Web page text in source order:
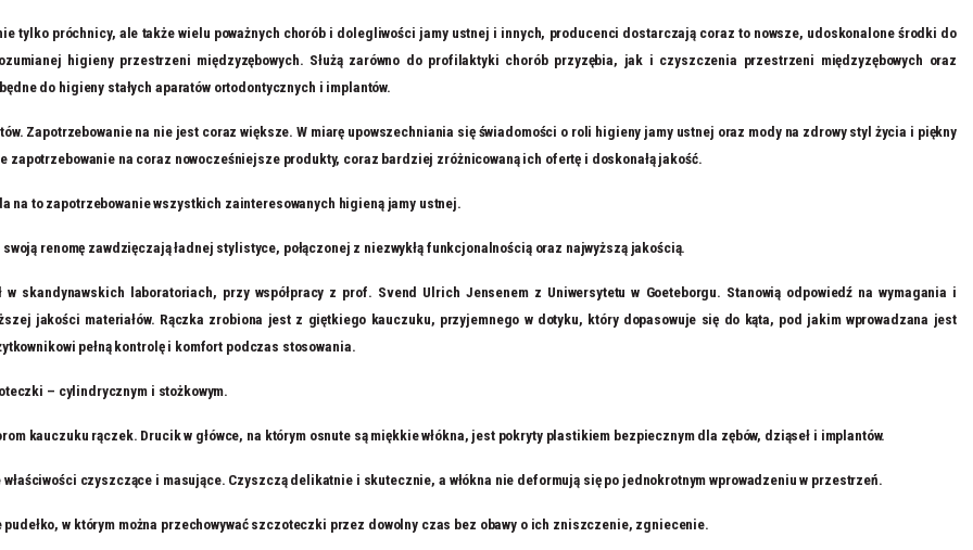
tylko próchnicy, ale także wielu poważnych chorób i dolegliwości jamy ustnej i innych, producenci dostarczają coraz to nowsze, udoskonalone środki do
higieny przestrzeni międzyzębowych. Służą zarówno do profilaktyki chorób przyzębia, jak i czyszczenia przestrzeni międzyzębowych oraz
do higieny stałych aparatów ortodontycznych i implantów.
Zapotrzebowanie na nie jest coraz większe. W miarę upowszechniania się świadomości o roli higieny jamy ustnej oraz mody na zdrowy styl życia i piękny
zapotrzebowanie na coraz nowocześniejsze produkty, coraz bardziej zróżnicowaną ich ofertę i doskonałą jakość.
na to zapotrzebowanie wszystkich zainteresowanych higieną jamy ustnej.
renomę zawdzięczają ładnej stylistyce, połączonej z niezwykłą funkcjonalnością oraz najwyższą jakością.
skandynawskich laboratoriach, przy współpracy z prof. Svend Ulrich Jensenem z Uniwersytetu w Goeteborgu. Stanowią odpowiedź na wymagania i
jakości materiałów. Rączka zrobiona jest z giętkiego kauczuku, przyjemnego w dotyku, który dopasowuje się do kąta, pod jakim wprowadzana jest
pełną kontrolę i komfort podczas stosowania.
– cylindrycznym i stożkowym.
kauczuku rączek. Drucik w główce, na którym osnute są miękkie włókna, jest pokryty plastikiem bezpiecznym dla zębów, dziąseł i implantów.
czyszczące i masujące. Czyszczą delikatnie i skutecznie, a włókna nie deformują się po jednokrotnym wprowadzeniu w przestrzeń.
w którym można przechowywać szczoteczki przez dowolny czas bez obawy o ich zniszczenie, zgniecenie.